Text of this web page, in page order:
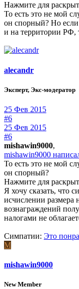
Нажмите для
То есть это не мой
он спорный? Но
и на территории
alecandr
Эксперт, Экс-модератор
25 Фев 2015
#6
25 Фев 2015
#6
mishawin9000,
mishawin9000
То есть это не мой
он спорный?
Нажмите для
Я хочу сказать, что
исчислении размера
вознаграждений
налогами не
Симпатии: Это
M
mishawin9000
New Member